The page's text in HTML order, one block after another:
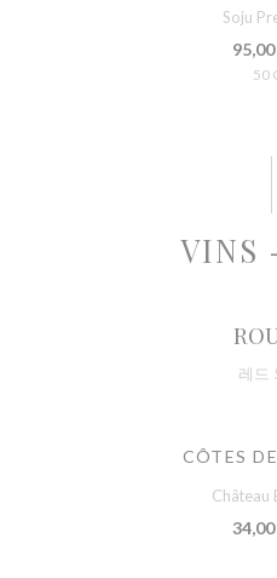
Soju
95,00
50
VINS
레드
CÔTES
Château
34,00